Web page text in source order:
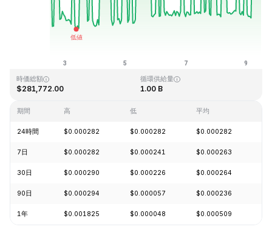
最終更新日時：2026-08-09、11:11 GMT+0
時価総額
$281,772.00
循環供給量
1.00 B
期間 高 低 平均
24時間 $0.000282 $0.000282 $0.000282
7日 $0.000282 $0.000241 $0.000263
30日 $0.000290 $0.000226 $0.000264
90日 $0.000294 $0.000057 $0.000236
1年 $0.001825 $0.000048 $0.000509